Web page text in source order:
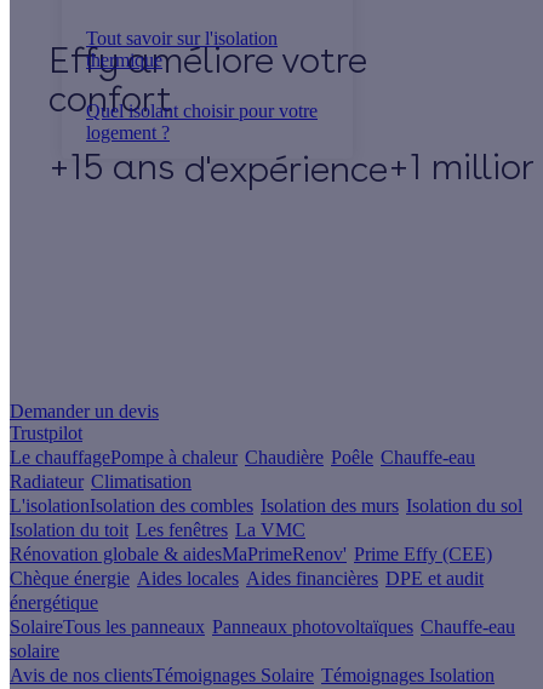
Tout savoir sur l'isolation
thermique
Quel isolant choisir pour votre
logement ?
Effy
+15 ans d'expérience+1
Demander un devis
Trustpilot
Le chauffagePompe à chaleur Chaudière Poêle Chauffe-eau
Radiateur Climatisation
L'isolationIsolation des combles Isolation des murs Isolation du sol
Isolation du toit Les fenêtres La VMC
Rénovation globale & aidesMaPrimeRenov' Prime Effy (CEE)
Chèque énergie Aides locales Aides financières DPE et audit
énergétique
SolaireTous les panneaux Panneaux photovoltaïques Chauffe-eau
solaire
Avis de nos clientsTémoignages Solaire Témoignages Isolation